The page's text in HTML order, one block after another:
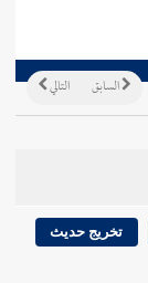
التالي السابق
تخريج حديث